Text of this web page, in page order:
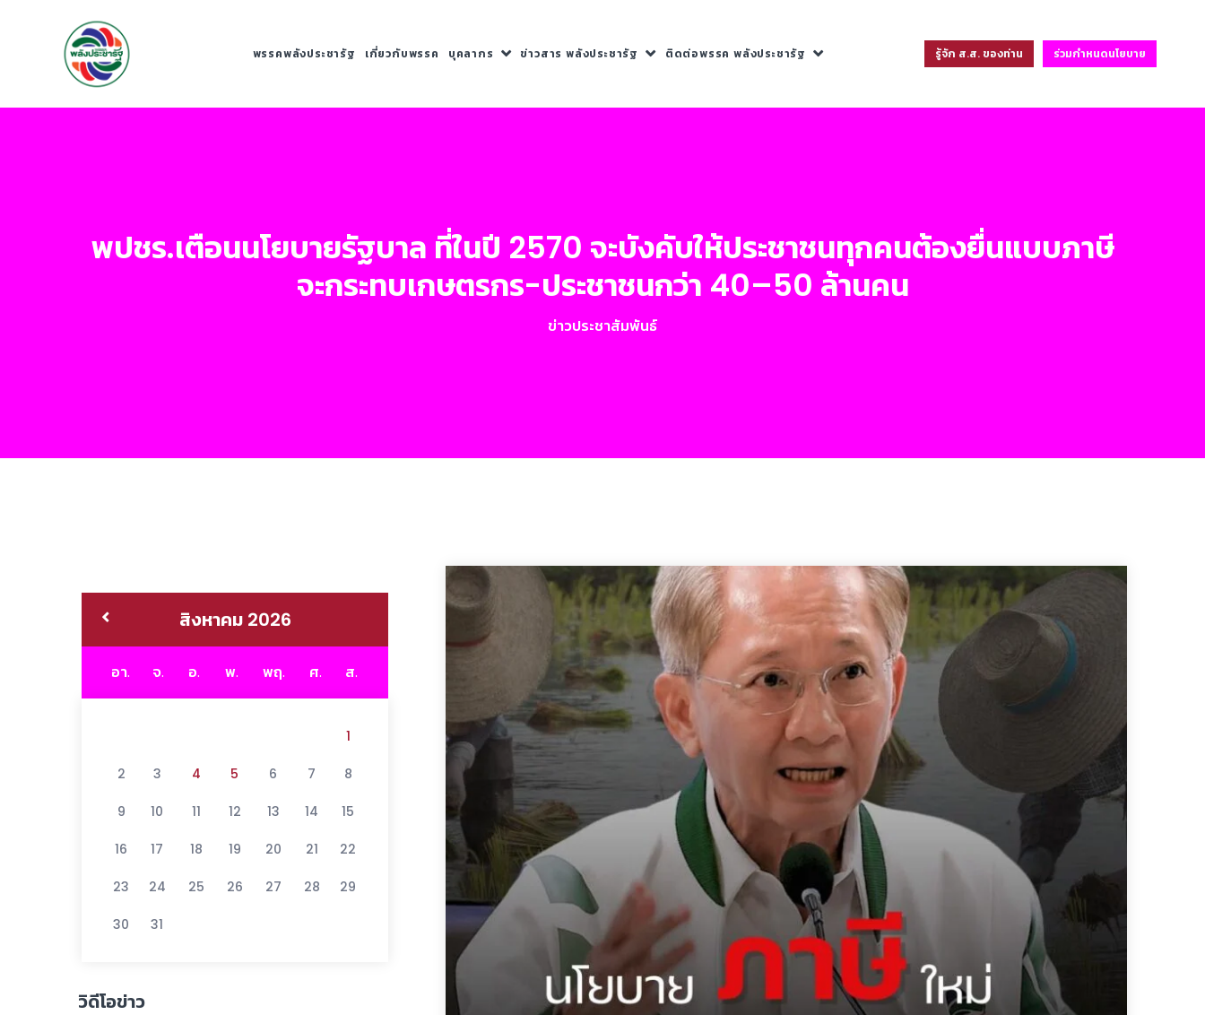
พรรคพลังประชารัฐ เกี่ยวกับพรรค บุคลากร ข่าวสาร พลังประชารัฐ ติดต่อพรรค พลังประชารัฐ รู้จัก ส.ส. ของท่าน ร่วมกำหนดนโยบาย
พปชร.เตือนนโยบายรัฐบาล ที่ในปี 2570 จะบังคับให้ประชาชนทุกคนต้องยื่นแบบภาษี
จะกระทบเกษตรกร-ประชาชนกว่า 40–50 ล้านคน
ข่าวประชาสัมพันธ์
สิงหาคม 2026
อา. จ. อ. พ. พฤ. ศ. ส.
1
2 3 4 5 6 7 8
9 10 11 12 13 14 15
16 17 18 19 20 21 22
23 24 25 26 27 28 29
30 31
วิดีโอข่าว